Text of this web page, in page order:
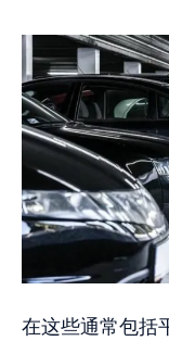
在这些通常包括